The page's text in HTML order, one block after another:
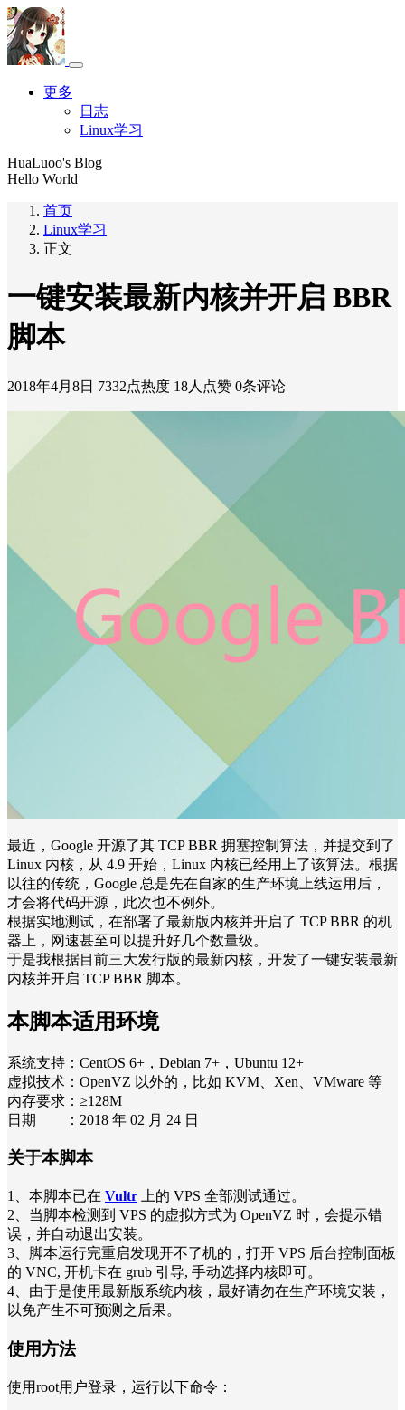
更多
日志
Linux学习
HuaLuoo's Blog
Hello World
首页
Linux学习
正文
一键安装最新内核并开启 BBR
脚本
2018年4月8日 7332点热度 18人点赞 0条评论
最近，Google 开源了其 TCP BBR 拥塞控制算法，并提交到了
Linux 内核，从 4.9 开始，Linux 内核已经用上了该算法。根据
以往的传统，Google 总是先在自家的生产环境上线运用后，
才会将代码开源，此次也不例外。
根据实地测试，在部署了最新版内核并开启了 TCP BBR 的机
器上，网速甚至可以提升好几个数量级。
于是我根据目前三大发行版的最新内核，开发了一键安装最新
内核并开启 TCP BBR 脚本。
本脚本适用环境
系统支持：CentOS 6+，Debian 7+，Ubuntu 12+
虚拟技术：OpenVZ 以外的，比如 KVM、Xen、VMware 等
内存要求：≥128M
日期 ：2018 年 02 月 24 日
关于本脚本
1、本脚本已在 Vultr 上的 VPS 全部测试通过。
2、当脚本检测到 VPS 的虚拟方式为 OpenVZ 时，会提示错
误，并自动退出安装。
3、脚本运行完重启发现开不了机的，打开 VPS 后台控制面板
的 VNC, 开机卡在 grub 引导, 手动选择内核即可。
4、由于是使用最新版系统内核，最好请勿在生产环境安装，
以免产生不可预测之后果。
使用方法
使用root用户登录，运行以下命令：